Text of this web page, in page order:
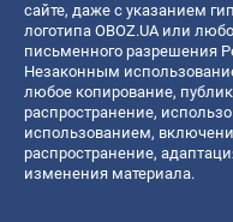
сайте, даже с указанием
логотипа OBOZ.UA или
письменного разрешения
Незаконным
любое копирование,
распространение,
использованием,
распространение,
изменения материала.